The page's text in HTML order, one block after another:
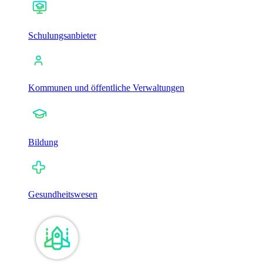
Schulungsanbieter
Kommunen und öffentliche Verwaltungen
Bildung
Gesundheitswesen